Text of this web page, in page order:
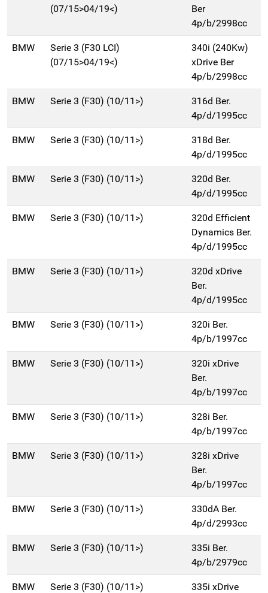
(07/15>04/19<)
Ber
4p/b/2998cc
BMW
Serie 3 (F30 LCI)
(07/15>04/19<)
340i (240Kw)
xDrive Ber
4p/b/2998cc
BMW Serie 3 (F30) (10/11>)
316d Ber.
4p/d/1995cc
BMW Serie 3 (F30) (10/11>)
318d Ber.
4p/d/1995cc
BMW Serie 3 (F30) (10/11>)
320d Ber.
4p/d/1995cc
BMW Serie 3 (F30) (10/11>)
320d Efficient
Dynamics Ber.
4p/d/1995cc
BMW Serie 3 (F30) (10/11>)
320d xDrive
Ber.
4p/d/1995cc
BMW Serie 3 (F30) (10/11>)
320i Ber.
4p/b/1997cc
BMW Serie 3 (F30) (10/11>)
320i xDrive
Ber.
4p/b/1997cc
BMW Serie 3 (F30) (10/11>)
328i Ber.
4p/b/1997cc
BMW Serie 3 (F30) (10/11>)
328i xDrive
Ber.
4p/b/1997cc
BMW Serie 3 (F30) (10/11>)
330dA Ber.
4p/d/2993cc
BMW Serie 3 (F30) (10/11>)
335i Ber.
4p/b/2979cc
BMW Serie 3 (F30) (10/11>)
335i xDrive